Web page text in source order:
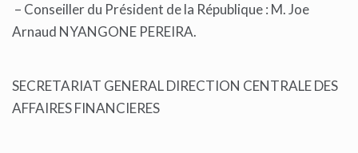
– Conseiller du Président de la République : M. Joe
Arnaud NYANGONE PEREIRA.
SECRETARIAT GENERAL DIRECTION CENTRALE DES
AFFAIRES FINANCIERES